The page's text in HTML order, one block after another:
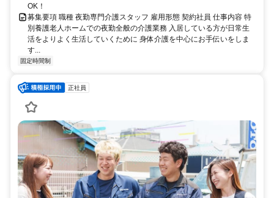
OK！
募集要項 職種 夜勤専門介護スタッフ 雇用形態 契約社員 仕事内容 特
別養護老人ホームでの夜勤全般の介護業務 入居している方が日常生
活をよりよく生活していくために 身体介護を中心にお手伝いをしま
す...
固定時間制
正社員